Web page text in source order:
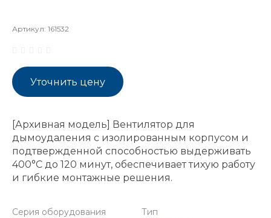
Артикул: 161532
Уточнить цену
[Архивная модель] Вентилятор для
дымоудаления с изолированным корпусом и
подтвержденной способностью выдерживать
400°C до 120 минут, обеспечивает тихую работу
и гибкие монтажные решения.
Серия оборудования
Тип